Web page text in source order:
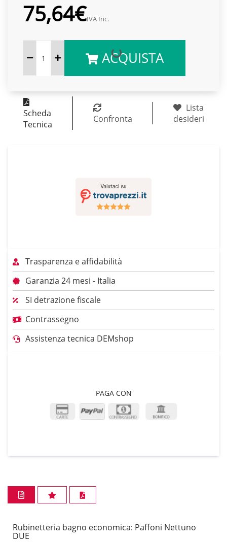
75,64€IVA Inc.
ACQUISTA
Scheda
Tecnica
Confronta
Lista
desideri
Trasparenza e affidabilità
Garanzia 24 mesi - Italia
SI detrazione fiscale
Contrassegno
Assistenza tecnica DEMshop
PAGA CON
Rubinetteria bagno economica: Paffoni Nettuno
DUE